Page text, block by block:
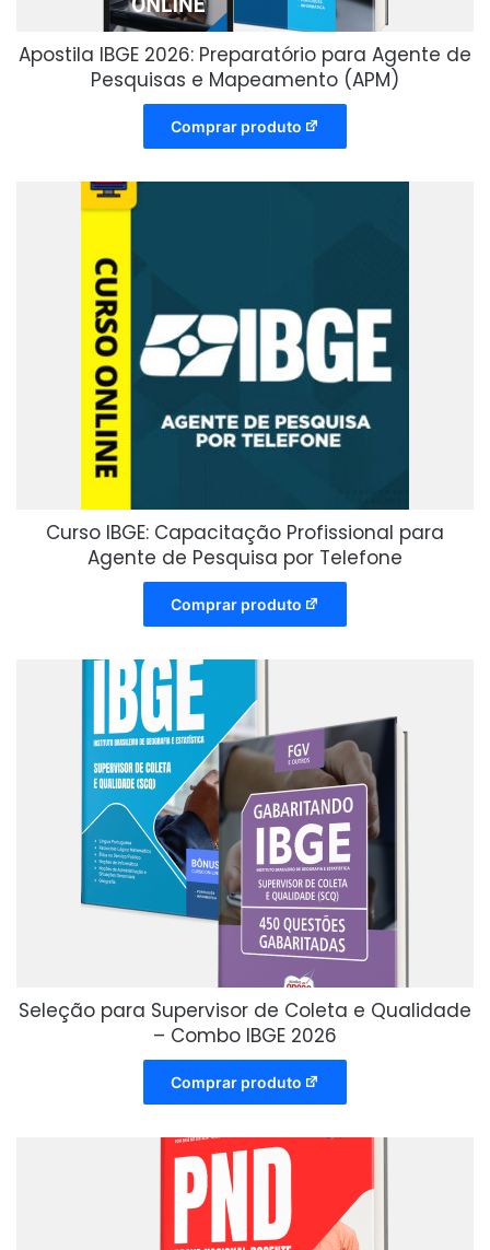
Apostila IBGE 2026: Preparatório para Agente de
Pesquisas e Mapeamento (APM)
Comprar produto
Curso IBGE: Capacitação Profissional para
Agente de Pesquisa por Telefone
Comprar produto
Seleção para Supervisor de Coleta e Qualidade
– Combo IBGE 2026
Comprar produto